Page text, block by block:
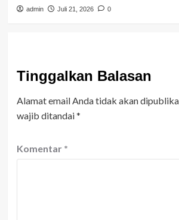
admin Juli 21, 2026 0
Tinggalkan Balasan
Alamat email Anda tidak akan
wajib ditandai*
Komentar *